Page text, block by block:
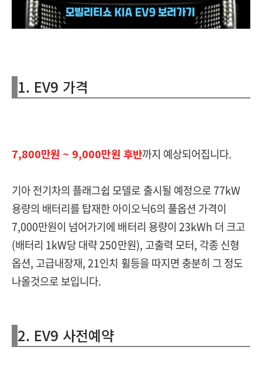
1. EV9 가격
7,800만원 ~ 9,000만원 후반까지 예상되어집니다.
기아 전기차의 플래그쉽 모델로 출시될 예정으로 77kW
용량의 배터리를 탑재한 아이오닉6의 풀옵션 가격이
7,000만원이 넘어가기에 배터리 용량이 23kWh 더 크고
(배터리 1kW당 대략 250만원), 고출력 모터, 각종 신형
옵션, 고급내장재, 21인치 휠등을 따지면 충분히 그 정도
나올것으로 보입니다.
2. EV9 사전예약